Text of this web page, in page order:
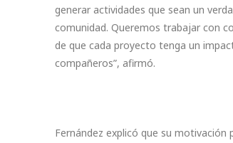
generar actividades que sean un
comunidad. Queremos trabajar con
de que cada proyecto tenga un
compañeros”, afirmó.
Fernández explicó que su